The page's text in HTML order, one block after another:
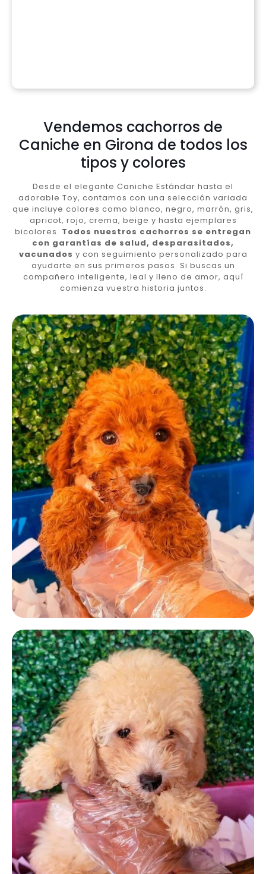
Vendemos cachorros de
Caniche en Girona de todos los
tipos y colores
Desde el elegante Caniche Estándar hasta el
adorable Toy, contamos con una selección variada
que incluye colores como blanco, negro, marrón, gris,
apricot, rojo, crema, beige y hasta ejemplares
bicolores. Todos nuestros cachorros se entregan
con garantías de salud, desparasitados,
vacunados y con seguimiento personalizado para
ayudarte en sus primeros pasos. Si buscas un
compañero inteligente, leal y lleno de amor, aquí
comienza vuestra historia juntos.